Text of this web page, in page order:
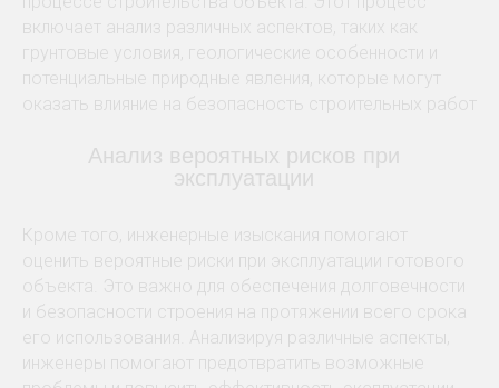
включает анализ различных аспектов, таких как
грунтовые условия, геологические особенности и
потенциальные природные явления, которые могут
оказать влияние на безопасность строительных работ
Анализ вероятных рисков при
эксплуатации
Кроме того, инженерные изыскания помогают
оценить вероятные риски при эксплуатации готового
объекта. Это важно для обеспечения долговечности
и безопасности строения на протяжении всего срока
его использования. Анализируя различные аспекты,
инженеры помогают предотвратить возможные